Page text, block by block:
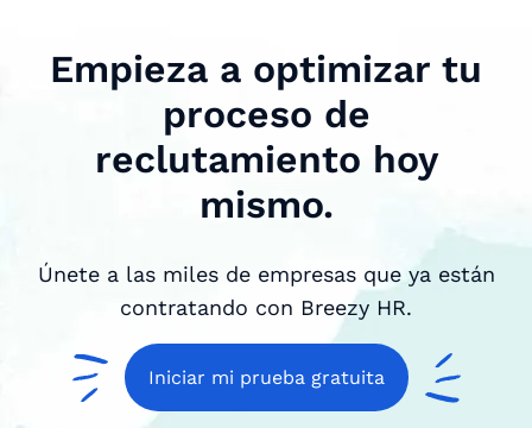
Empieza a optimizar tu
proceso de
reclutamiento hoy
mismo.
Únete a las miles de empresas que ya están
contratando con Breezy HR.
Iniciar mi prueba gratuita